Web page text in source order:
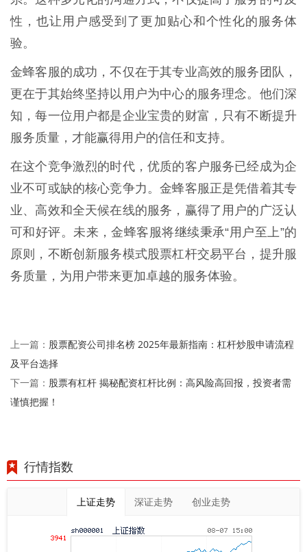
性，也让用户感受到了更加贴心和个性化的服务体
验。
金蜂客服的成功，不仅在于其专业高效的服务团队，
更在于其始终坚持以用户为中心的服务理念。他们深
知，每一位用户都是企业宝贵的财富，只有不断提升
服务质量，才能赢得用户的信任和支持。
在这个竞争激烈的时代，优质的客户服务已经成为企
业不可或缺的核心竞争力。金蜂客服正是凭借着其专
业、高效和全天候在线的服务，赢得了用户的广泛认
可和好评。未来，金蜂客服将继续秉承“用户至上”的
原则，不断创新服务模式股票杠杆交易平台，提升服
务质量，为用户带来更加卓越的服务体验。
上一篇： 股票配资公司排名榜 2025年最新指南：杠杆炒股申请流程
及平台选择
下一篇： 股票有杠杆 揭秘配资杠杆比例：高风险高回报，投资者需
谨慎把握！
行情指数
上证走势 深证走势 创业走势